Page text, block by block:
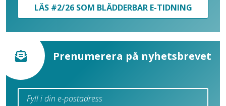
LÄS #2/26 SOM BLÄDDERBAR E-TIDNING
Prenumerera på nyhetsbrevet